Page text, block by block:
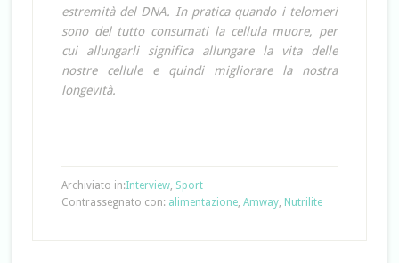
estremità del DNA. In pratica quando i telomeri
sono del tutto consumati la cellula muore, per
cui allungarli significa allungare la vita delle
nostre cellule e quindi migliorare la nostra
longevità.
Archiviato in:Interview, Sport
Contrassegnato con: alimentazione, Amway, Nutrilite